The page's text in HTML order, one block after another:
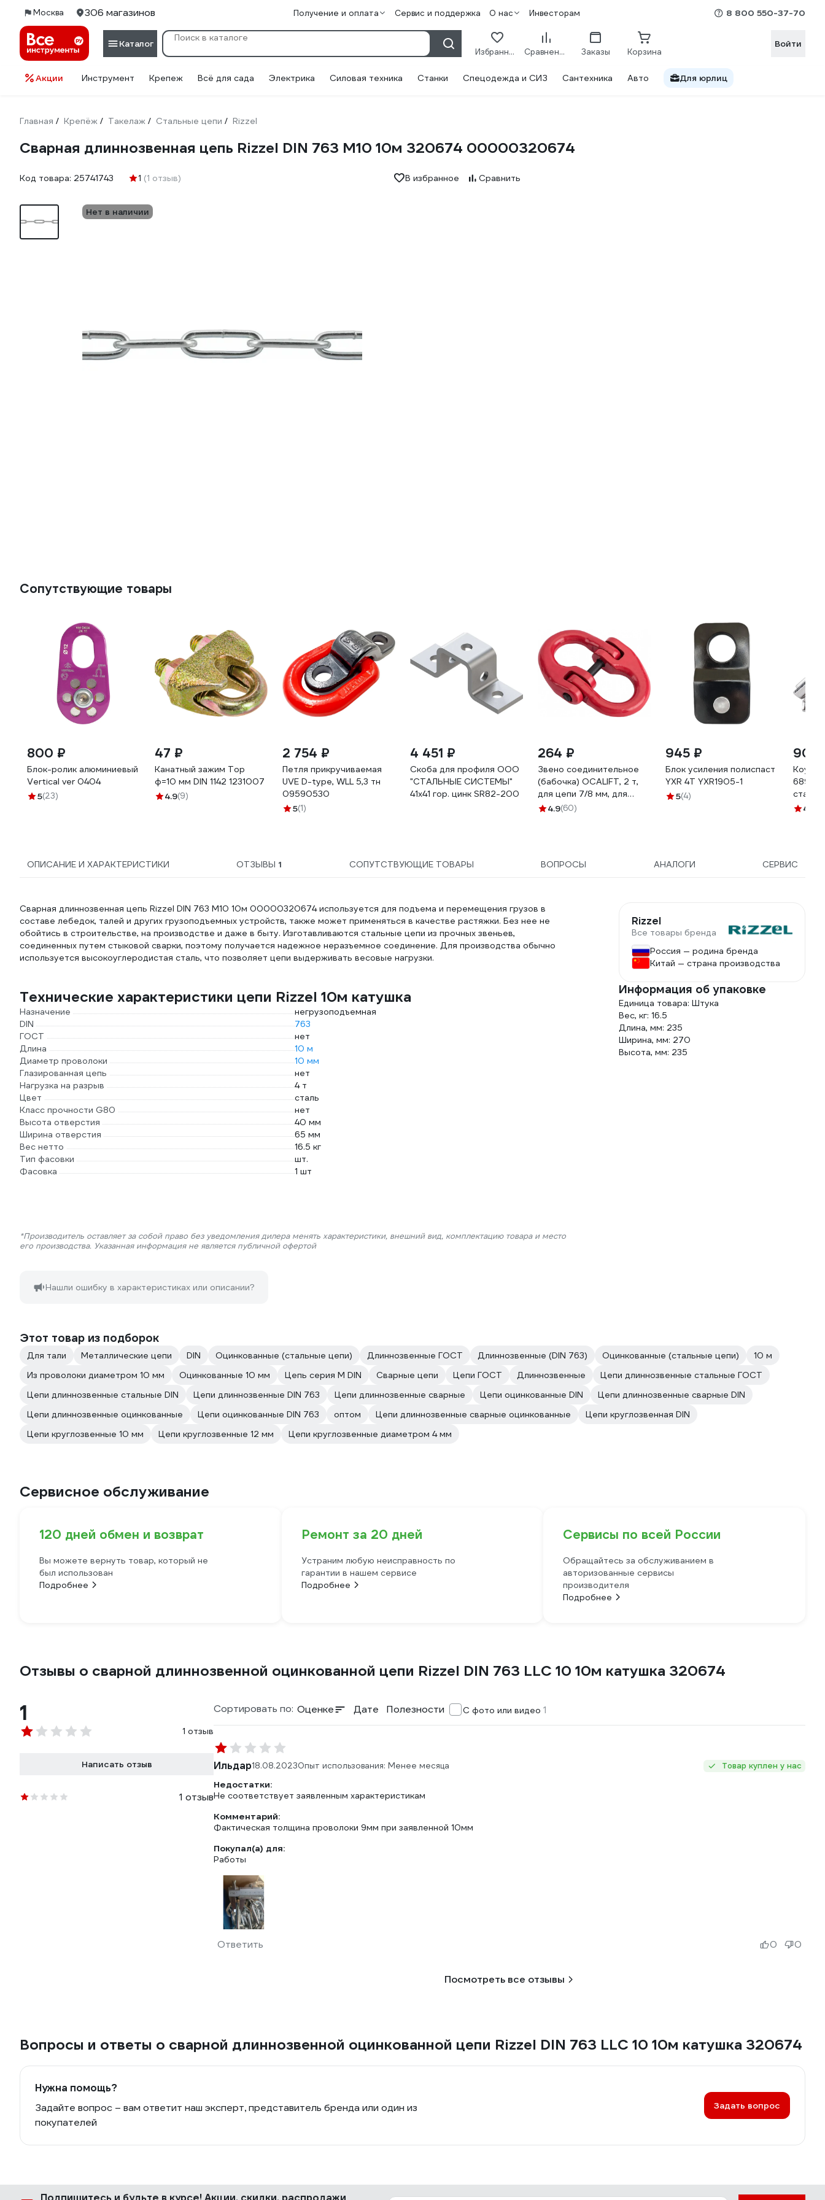
Москва 306 магазинов Получение и оплата Сервис и поддержка О нас Инвесторам 8 800 550-37-70
Каталог
Избранное Сравнение Заказы Корзина
Войти
Акции Инструмент Крепеж Всё для сада Электрика Силовая техника Станки Спецодежда и СИЗ Сантехника Авто Для юрлиц
Главная / Крепёж / Такелаж / Стальные цепи / Rizzel
Сварная длиннозвенная цепь Rizzel DIN 763 М10 10м 320674 00000320674
Код товара: 25741743 1 (1 отзыв) В избранное Сравнить
Нет в наличии
Сопутствующие товары
800 ₽
Блок-ролик алюминиевый
Vertical ver 0404
5(23)
47 ₽
Канатный зажим Тор
ф=10 мм DIN 1142 1231007
4.9(9)
2 754 ₽
Петля прикручиваемая
UVE D-type, WLL 5,3 тн
09590530
5(1)
4 451 ₽
Скоба для профиля ООО
"СТАЛЬНЫЕ СИСТЕМЫ"
41x41 гор. цинк SR82-200
264 ₽
Звено соединительное
(бабочка) OCALIFT, 2 т,
для цепи 7/8 мм, для
цепных строп, 12323c
4.9(60)
945 ₽
Блок усиления полиспаст
YXR 4Т YXR1905-1
5(4)
90
Коуш
6899,
сталь,
4.5
ОПИСАНИЕ И ХАРАКТЕРИСТИКИ ОТЗЫВЫ 1 СОПУТСТВУЮЩИЕ ТОВАРЫ ВОПРОСЫ АНАЛОГИ СЕРВИС
Сварная длиннозвенная цепь Rizzel DIN 763 М10 10м 00000320674 используется для подъема и перемещения грузов в
составе лебедок, талей и других грузоподъемных устройств, также может применяться в качестве растяжки. Без нее не
обойтись в строительстве, на производстве и даже в быту. Изготавливаются стальные цепи из прочных звеньев,
соединенных путем стыковой сварки, поэтому получается надежное неразъемное соединение. Для производства обычно
используется высокоуглеродистая сталь, что позволяет цепи выдерживать весовые нагрузки.
Технические характеристики цепи Rizzel 10м катушка
Назначение
негрузоподъемная
DIN
763
ГОСТ
нет
Длина
10 м
Диаметр проволоки
10 мм
Глазированная цепь
нет
Нагрузка на разрыв
4 т
Цвет
сталь
Класс прочности G80
нет
Высота отверстия
40 мм
Ширина отверстия
65 мм
Вес нетто
16.5 кг
Тип фасовки
шт.
Фасовка
1 шт
*Производитель оставляет за собой право без уведомления дилера менять характеристики, внешний вид, комплектацию товара и место
его производства. Указанная информация не является публичной офертой
Нашли ошибку в характеристиках или описании?
Rizzel
Все товары бренда
Россия — родина бренда
Китай — страна производства
Информация об упаковке
Единица товара: Штука
Вес, кг: 16.5
Длина, мм: 235
Ширина, мм: 270
Высота, мм: 235
Этот товар из подборок
Для тали Металлические цепи DIN Оцинкованные (стальные цепи) Длиннозвенные ГОСТ Длиннозвенные (DIN 763) Оцинкованные (стальные цепи)
10 м
Из проволоки диаметром 10 мм
Оцинкованные 10 мм Цепь серия М DIN Сварные цепи Цепи ГОСТ Длиннозвенные
Цепи длиннозвенные стальные ГОСТ
Цепи длиннозвенные стальные DIN
Цепи длиннозвенные DIN 763 Цепи длиннозвенные сварные Цепи оцинкованные DIN
Цепи длиннозвенные сварные DIN
Цепи длиннозвенные оцинкованные
Цепи оцинкованные DIN 763 оптом Цепи длиннозвенные сварные оцинкованные
Цепи круглозвенная DIN
Цепи круглозвенные 10 мм
Цепи круглозвенные 12 мм Цепи круглозвенные диаметром 4 мм
Сервисное обслуживание
120 дней обмен и возврат
Вы можете вернуть товар, который не
был использован
Подробнее
Ремонт за 20 дней
Устраним любую неисправность по
гарантии в нашем сервисе
Подробнее
Сервисы по всей России
Обращайтесь за обслуживанием в
авторизованные сервисы
производителя
Подробнее
Отзывы о сварной длиннозвенной оцинкованной цепи Rizzel DIN 763 LLC 10 10м катушка 320674
1
1 отзыв
Написать отзыв
1 отзыв
Сортировать по: Оценке Дате Полезности С фото или видео 1
Ильдар18.08.2023Опыт использования: Менее месяца Товар куплен у нас
Недостатки:
Не соответствует заявленным характеристикам
Комментарий:
Фактическая толщина проволоки 9мм при заявленной 10мм
Покупал(а) для:
Работы
Ответить 0 0
Посмотреть все отзывы
Вопросы и ответы о сварной длиннозвенной оцинкованной цепи Rizzel DIN 763 LLC 10 10м катушка 320674
Нужна помощь?
Задайте вопрос – вам ответит наш эксперт, представитель бренда или один из
покупателей
Задать вопрос